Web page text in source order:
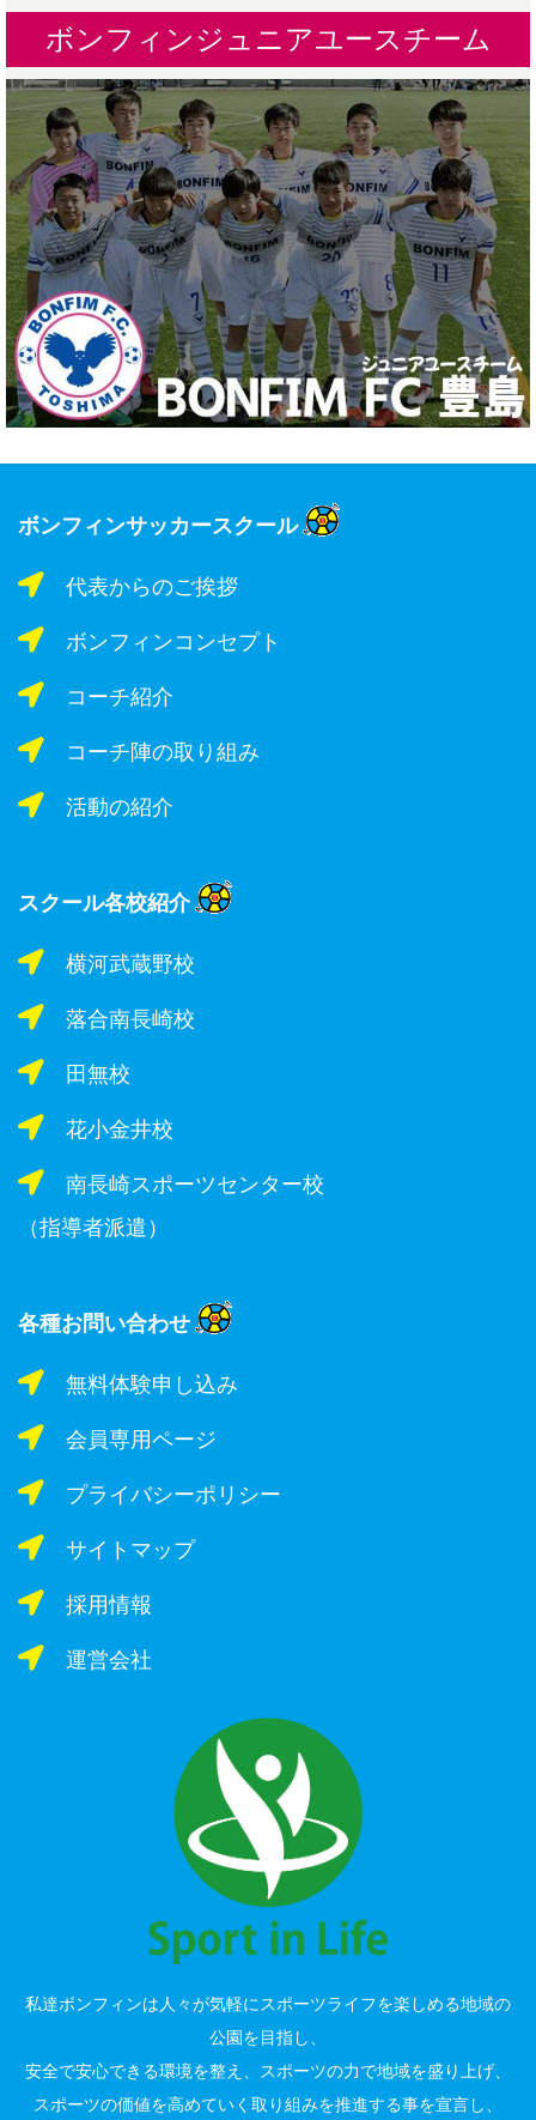
ボンフィンジュニアユースチーム
ボンフィンサッカースクール
代表からのご挨拶
ボンフィンコンセプト
コーチ紹介
コーチ陣の取り組み
活動の紹介
スクール各校紹介
横河武蔵野校
落合南長崎校
田無校
花小金井校
南長崎スポーツセンター校
（指導者派遣）
各種お問い合わせ
無料体験申し込み
会員専用ページ
プライバシーポリシー
サイトマップ
採用情報
運営会社
私達ボンフィンは人々が気軽にスポーツライフを楽しめる地域の
公園を目指し、
安全で安心できる環境を整え、スポーツの力で地域を盛り上げ、
スポーツの価値を高めていく取り組みを推進する事を宣言し、